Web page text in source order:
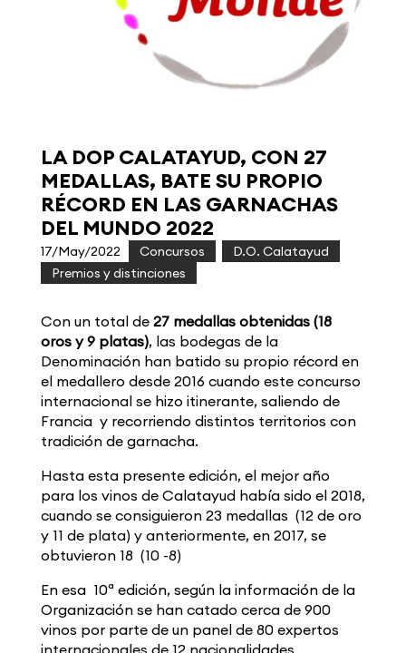
LA DOP CALATAYUD, CON 27
MEDALLAS, BATE SU PROPIO
RÉCORD EN LAS GARNACHAS
DEL MUNDO 2022
17/May/2022 Concursos D.O. Calatayud
Premios y distinciones
Con un total de 27 medallas obtenidas (18
oros y 9 platas), las bodegas de la
Denominación han batido su propio récord en
el medallero desde 2016 cuando este concurso
internacional se hizo itinerante, saliendo de
Francia y recorriendo distintos territorios con
tradición de garnacha.
Hasta esta presente edición, el mejor año
para los vinos de Calatayud había sido el 2018,
cuando se consiguieron 23 medallas (12 de oro
y 11 de plata) y anteriormente, en 2017, se
obtuvieron 18 (10 -8)
En esa 10ª edición, según la información de la
Organización se han catado cerca de 900
vinos por parte de un panel de 80 expertos